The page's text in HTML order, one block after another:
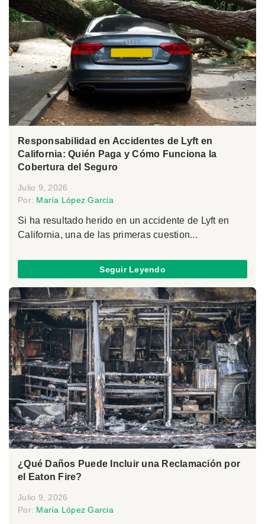
Responsabilidad en Accidentes de Lyft en
California: Quién Paga y Cómo Funciona la
Cobertura del Seguro
Julio 9, 2026
Por: María López Garcia
Si ha resultado herido en un accidente de Lyft en
California, una de las primeras cuestion...
Seguir Leyendo
¿Qué Daños Puede Incluir una Reclamación por
el Eaton Fire?
Julio 9, 2026
Por: María López Garcia